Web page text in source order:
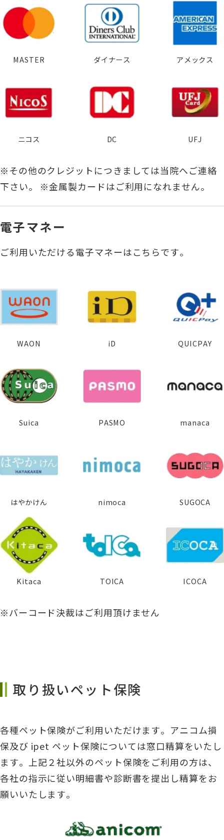
MASTER ダイナース アメックス
ニコス DC UFJ
※その他のクレジットにつきましては当院へご連絡
下さい。 ※金属製カードはご利用になれません。
電子マネー
ご利用いただける電子マネーはこちらです。
WAON iD QUICPAY
Suica PASMO manaca
はやかけん nimoca SUGOCA
Kitaca TOICA ICOCA
※バーコード決裁はご利用頂けません
取り扱いペット保険
各種ペット保険がご利用いただけます。アニコム損
保及び ipet ペット保険については窓口精算をいたし
ます。上記２社以外のペット保険をご利用の方は、
各社の指示に従い明細書や診断書を提出し精算をお
願いいたします。